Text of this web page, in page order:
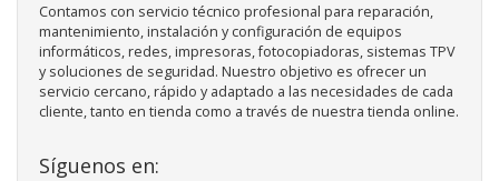
Contamos con servicio técnico profesional para reparación,
mantenimiento, instalación y configuración de equipos
informáticos, redes, impresoras, fotocopiadoras, sistemas TPV
y soluciones de seguridad. Nuestro objetivo es ofrecer un
servicio cercano, rápido y adaptado a las necesidades de cada
cliente, tanto en tienda como a través de nuestra tienda online.
Síguenos en: